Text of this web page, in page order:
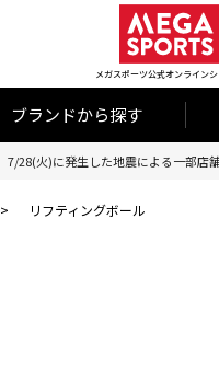
メガスポーツ公式オンライン
ブランドから探す
7/28(火)に発生した地震による一部店
> リフティングボール